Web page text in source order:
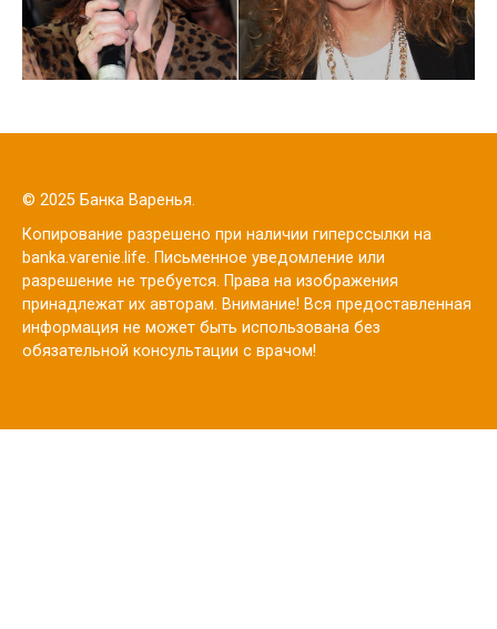
© 2025 Банка Варенья.
Копирование разрешено при наличии гиперссылки на
banka.varenie.life. Письменное уведомление или
разрешение не требуется. Права на изображения
принадлежат их авторам. Внимание! Вся предоставленная
информация не может быть использована без
обязательной консультации с врачом!